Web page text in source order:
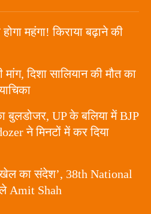
महंगा! किराया बढ़ाने की
दिशा सालियान की मौत का
बुलडोजर, UP के बलिया में BJP
ने मिनटों में कर दिया
खेल का संदेश’, 38th National
Amit Shah